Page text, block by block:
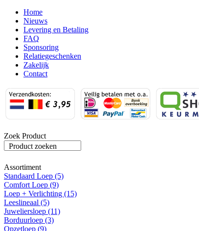
Home
Nieuws
Levering en Betaling
FAQ
Sponsoring
Relatiegeschenken
Zakelijk
Contact
Zoek Product
Product zoeken
Assortiment
Standaard Loep (5)
Comfort Loep (9)
Loep + Verlichting (15)
Leeslineaal (5)
Juweliersloep (11)
Borduurloep (3)
Opzetloep (9)